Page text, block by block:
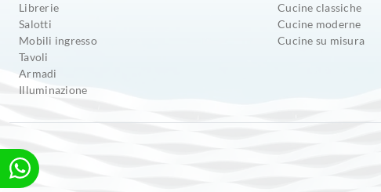
Librerie
Salotti
Mobili ingresso
Tavoli
Armadi
Illuminazione
Cucine classiche
Cucine moderne
Cucine su misura